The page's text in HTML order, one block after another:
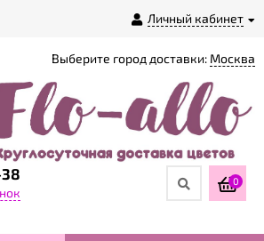
Личный кабинет
Выберите город доставки: Москва
0